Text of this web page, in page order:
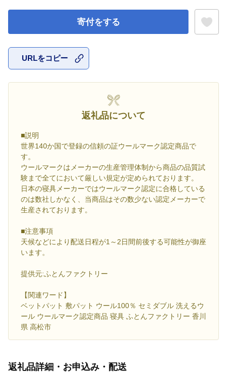
寄付をする
URLをコピー
返礼品について
■説明
世界140か国で登録の信頼の証ウールマーク認定商品で
す。
ウールマークはメーカーの生産管理体制から商品の品質試
験まで全てにおいて厳しい規定が定められております。
日本の寝具メーカーではウールマーク認定に合格している
のは数社しかなく、当商品はその数少ない認定メーカーで
生産されております。
■注意事項
天候などにより配送日程が1～2日間前後する可能性が御座
います。
提供元:ふとんファクトリー
【関連ワード】
ベットパット 敷パット ウール100％ セミダブル 洗えるウ
ール ウールマーク認定商品 寝具 ふとんファクトリー 香川
県 高松市
返礼品詳細・お申込み・配送